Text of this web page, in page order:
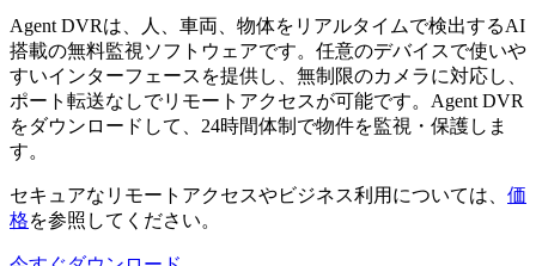
Agent DVRは、人、車両、物体をリアルタイムで検出するAI
搭載の無料監視ソフトウェアです。任意のデバイスで使いや
すいインターフェースを提供し、無制限のカメラに対応し、
ポート転送なしでリモートアクセスが可能です。Agent DVR
をダウンロードして、24時間体制で物件を監視・保護しま
す。
セキュアなリモートアクセスやビジネス利用については、 価
格を参照してください。